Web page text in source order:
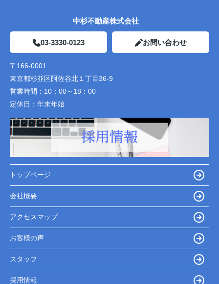
中杉不動産株式会社
03-3330-0123 お問い合わせ
〒166-0001
東京都杉並区阿佐谷北１丁目36-9
営業時間： 10：00～18：00
定休日： 年末年始
トップページ
会社概要
アクセスマップ
お客様の声
スタッフ
採用情報